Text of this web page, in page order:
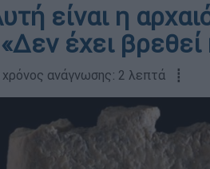
είναι η
έχει βρεθεί
χρόνος ανάγνωσης: 2 λεπτά ┋